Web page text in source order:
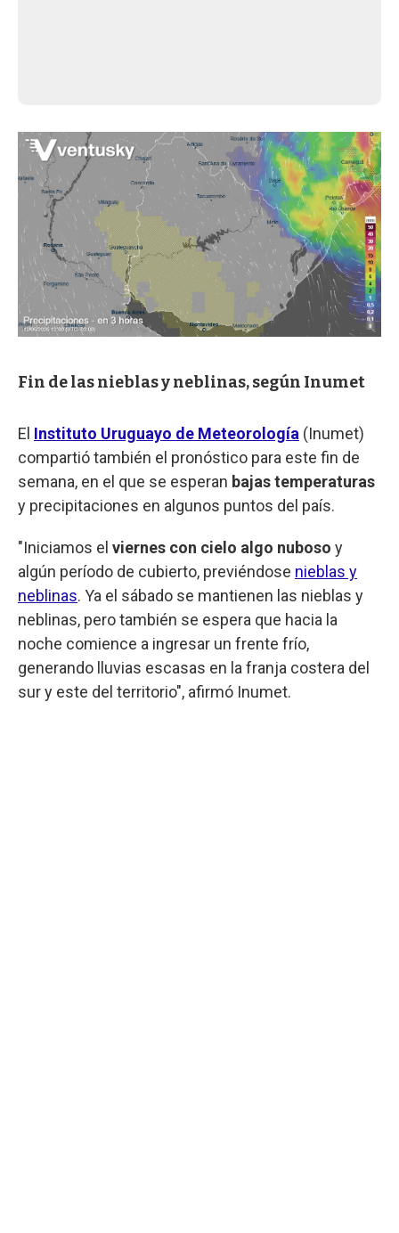
Fin de las nieblas y neblinas, según Inumet
El Instituto Uruguayo de Meteorología (Inumet)
compartió también el pronóstico para este fin de
semana, en el que se esperan bajas temperaturas
y precipitaciones en algunos puntos del país.
"Iniciamos el viernes con cielo algo nuboso y
algún período de cubierto, previéndose nieblas y
neblinas. Ya el sábado se mantienen las nieblas y
neblinas, pero también se espera que hacia la
noche comience a ingresar un frente frío,
generando lluvias escasas en la franja costera del
sur y este del territorio", afirmó Inumet.